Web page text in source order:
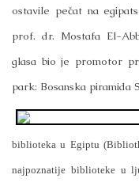
ostavile pečat na
prof. dr. Mostafa El-
glasa bio je promotor
park: Bosanska piramida
biblioteka u Egiptu
najpoznatije biblioteke u